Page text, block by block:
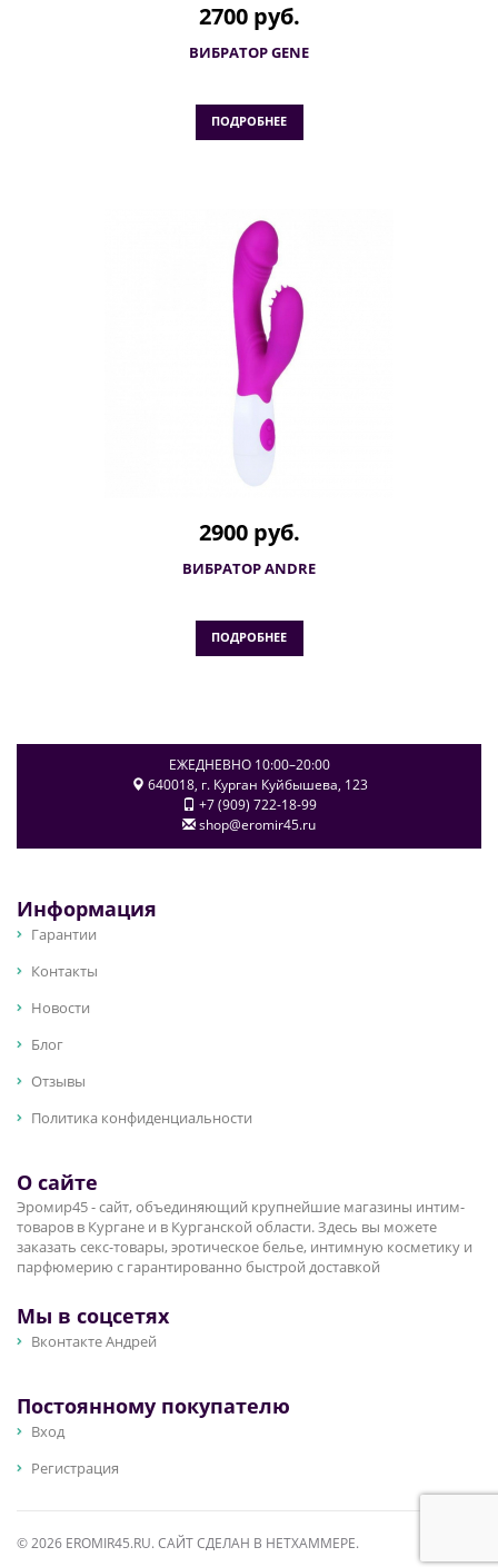
2700 руб.
ВИБРАТОР GENE
ПОДРОБНЕЕ
2900 руб.
ВИБРАТОР ANDRE
ПОДРОБНЕЕ
ЕЖЕДНЕВНО 10:00–20:00
640018, г. Курган Куйбышева, 123
+7 (909) 722-18-99
shop@eromir45.ru
Информация
Гарантии
Контакты
Новости
Блог
Отзывы
Политика конфиденциальности
О сайте
Эромир45 - сайт, объединяющий крупнейшие магазины интим-
товаров в Кургане и в Курганской области. Здесь вы можете
заказать секс-товары, эротическое белье, интимную косметику и
парфюмерию с гарантированно быстрой доставкой
Мы в соцсетях
Вконтакте Андрей
Постоянному покупателю
Вход
Регистрация
© 2026 EROMIR45.RU. САЙТ СДЕЛАН В НЕТХАММЕРЕ.